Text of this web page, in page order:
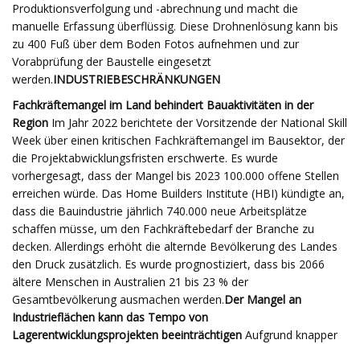
Produktionsverfolgung und -abrechnung und macht die
manuelle Erfassung überflüssig. Diese Drohnenlösung kann bis
zu 400 Fuß über dem Boden Fotos aufnehmen und zur
Vorabprüfung der Baustelle eingesetzt
werden.INDUSTRIEBESCHRÄNKUNGEN
Fachkräftemangel im Land behindert Bauaktivitäten in der
Region Im Jahr 2022 berichtete der Vorsitzende der National Skill
Week über einen kritischen Fachkräftemangel im Bausektor, der
die Projektabwicklungsfristen erschwerte. Es wurde
vorhergesagt, dass der Mangel bis 2023 100.000 offene Stellen
erreichen würde. Das Home Builders Institute (HBI) kündigte an,
dass die Bauindustrie jährlich 740.000 neue Arbeitsplätze
schaffen müsse, um den Fachkräftebedarf der Branche zu
decken. Allerdings erhöht die alternde Bevölkerung des Landes
den Druck zusätzlich. Es wurde prognostiziert, dass bis 2066
ältere Menschen in Australien 21 bis 23 % der
Gesamtbevölkerung ausmachen werden.Der Mangel an
Industrieflächen kann das Tempo von
Lagerentwicklungsprojekten beeinträchtigen Aufgrund knapper